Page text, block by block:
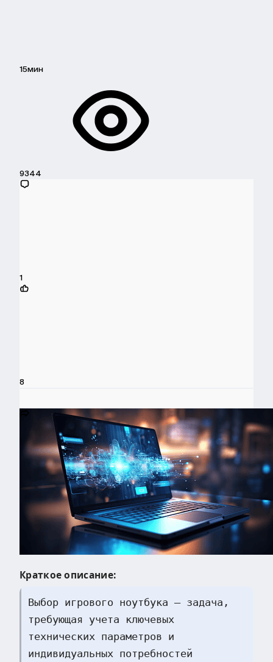
15мин
9344
1
8
Краткое описание:
Выбор игрового ноутбука – задача,
требующая учета ключевых
технических параметров и
индивидуальных потребностей